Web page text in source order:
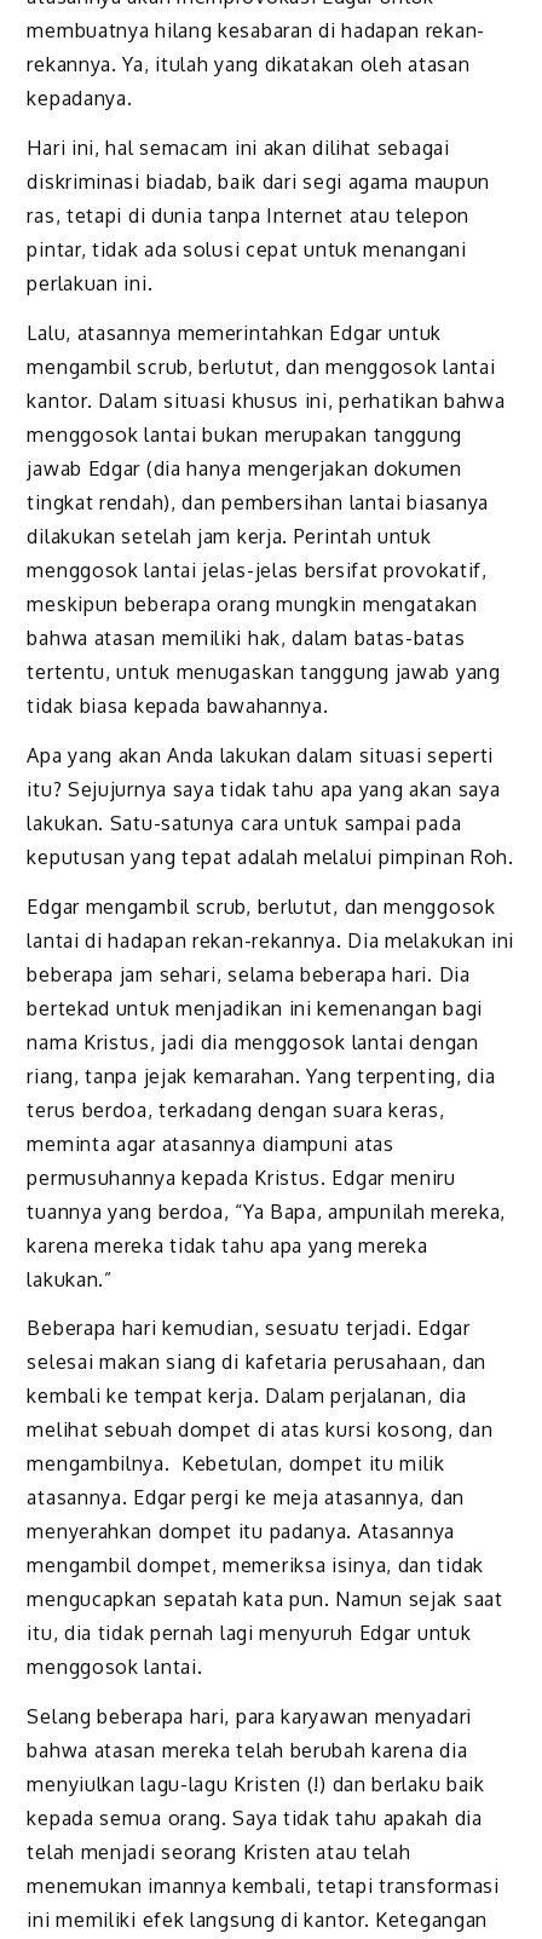
membuatnya hilang kesabaran di hadapan rekan-
rekannya. Ya, itulah yang dikatakan oleh atasan
kepadanya.
Hari ini, hal semacam ini akan dilihat sebagai
diskriminasi biadab, baik dari segi agama maupun
ras, tetapi di dunia tanpa Internet atau telepon
pintar, tidak ada solusi cepat untuk menangani
perlakuan ini.
Lalu, atasannya memerintahkan Edgar untuk
mengambil scrub, berlutut, dan menggosok lantai
kantor. Dalam situasi khusus ini, perhatikan bahwa
menggosok lantai bukan merupakan tanggung
jawab Edgar (dia hanya mengerjakan dokumen
tingkat rendah), dan pembersihan lantai biasanya
dilakukan setelah jam kerja. Perintah untuk
menggosok lantai jelas-jelas bersifat provokatif,
meskipun beberapa orang mungkin mengatakan
bahwa atasan memiliki hak, dalam batas-batas
tertentu, untuk menugaskan tanggung jawab yang
tidak biasa kepada bawahannya.
Apa yang akan Anda lakukan dalam situasi seperti
itu? Sejujurnya saya tidak tahu apa yang akan saya
lakukan. Satu-satunya cara untuk sampai pada
keputusan yang tepat adalah melalui pimpinan Roh.
Edgar mengambil scrub, berlutut, dan menggosok
lantai di hadapan rekan-rekannya. Dia melakukan ini
beberapa jam sehari, selama beberapa hari. Dia
bertekad untuk menjadikan ini kemenangan bagi
nama Kristus, jadi dia menggosok lantai dengan
riang, tanpa jejak kemarahan. Yang terpenting, dia
terus berdoa, terkadang dengan suara keras,
meminta agar atasannya diampuni atas
permusuhannya kepada Kristus. Edgar meniru
tuannya yang berdoa, “Ya Bapa, ampunilah mereka,
karena mereka tidak tahu apa yang mereka
lakukan.”
Beberapa hari kemudian, sesuatu terjadi. Edgar
selesai makan siang di kafetaria perusahaan, dan
kembali ke tempat kerja. Dalam perjalanan, dia
melihat sebuah dompet di atas kursi kosong, dan
mengambilnya. Kebetulan, dompet itu milik
atasannya. Edgar pergi ke meja atasannya, dan
menyerahkan dompet itu padanya. Atasannya
mengambil dompet, memeriksa isinya, dan tidak
mengucapkan sepatah kata pun. Namun sejak saat
itu, dia tidak pernah lagi menyuruh Edgar untuk
menggosok lantai.
Selang beberapa hari, para karyawan menyadari
bahwa atasan mereka telah berubah karena dia
menyiulkan lagu-lagu Kristen (!) dan berlaku baik
kepada semua orang. Saya tidak tahu apakah dia
telah menjadi seorang Kristen atau telah
menemukan imannya kembali, tetapi transformasi
ini memiliki efek langsung di kantor. Ketegangan